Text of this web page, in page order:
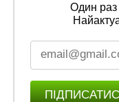
Один раз